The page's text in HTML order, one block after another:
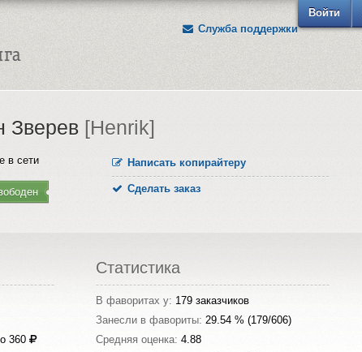
Войти
Служба поддержки
Зверев [Henrik]
в сети Написать копирайтеру
Сделать заказ
360
Статистика
В фаворитах у: 179 заказчиков
Занесли в фавориты: 29.54 % (179/606)
Средняя оценка: 4.88